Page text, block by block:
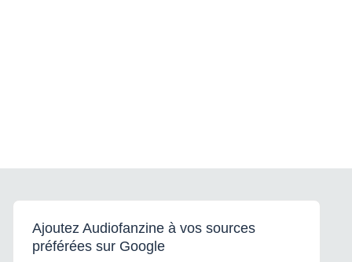
Ajoutez Audiofanzine à vos sources
préférées sur Google